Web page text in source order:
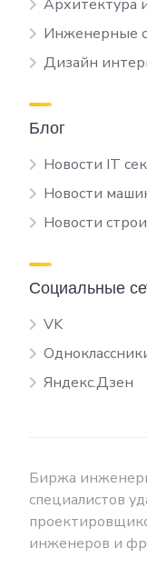
Архитектура
Инженерные
Дизайн
Блог
Новости IT
Новости
Новости
Социальные
VK
Яндекс.Дзен
Биржа
специалистов
инженеров и